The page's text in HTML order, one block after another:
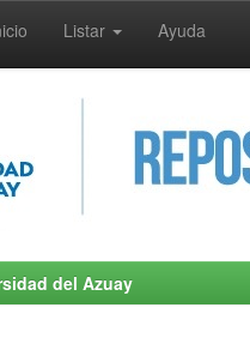
Listar Ayuda
del Azuay